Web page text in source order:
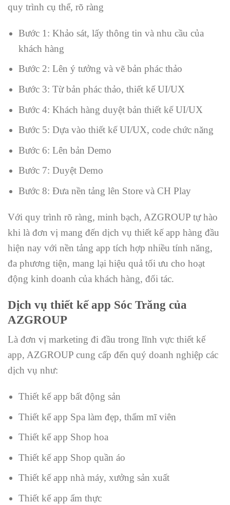
quy trình cụ thể, rõ ràng
Bước 1: Khảo sát, lấy thông tin và nhu cầu của
khách hàng
Bước 2: Lên ý tưởng và vẽ bản phác thảo
Bước 3: Từ bản phác thảo, thiết kế UI/UX
Bước 4: Khách hàng duyệt bản thiết kế UI/UX
Bước 5: Dựa vào thiết kế UI/UX, code chức năng
Bước 6: Lên bản Demo
Bước 7: Duyệt Demo
Bước 8: Đưa nền tảng lên Store và CH Play
Với quy trình rõ ràng, minh bạch, AZGROUP tự hào
khi là đơn vị mang đến dịch vụ thiết kế app hàng đầu
hiện nay với nền tảng app tích hợp nhiều tính năng,
đa phương tiện, mang lại hiệu quả tối ưu cho hoạt
động kinh doanh của khách hàng, đối tác.
Dịch vụ thiết kế app Sóc Trăng của
AZGROUP
Là đơn vị marketing đi đầu trong lĩnh vực thiết kế
app, AZGROUP cung cấp đến quý doanh nghiệp các
dịch vụ như:
Thiết kế app bất động sản
Thiết kế app Spa làm đẹp, thẩm mĩ viên
Thiết kế app Shop hoa
Thiết kế app Shop quần áo
Thiết kế app nhà máy, xưởng sản xuất
Thiết kế app ẩm thực